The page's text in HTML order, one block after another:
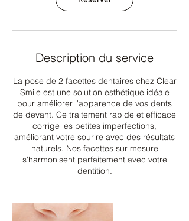
Description du service
La pose de 2 facettes dentaires chez Clear
Smile est une solution esthétique idéale
pour améliorer l'apparence de vos dents
de devant. Ce traitement rapide et efficace
corrige les petites imperfections,
améliorant votre sourire avec des résultats
naturels. Nos facettes sur mesure
s'harmonisent parfaitement avec votre
dentition.